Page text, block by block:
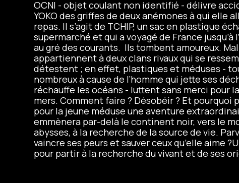
OCNI - objet coulant non identifié - délivre
YOKO des griffes de deux anémones à qui elle
repas. Il s’agit de TCHIP, un sac en plastique
supermarché et qui a voyagé de France jusqu’à
au gré des courants. Ils tombent amoureux.
appartiennent à deux clans rivaux qui se
détestent ; en effet, plastiques et méduses -
nombreux à cause de l’homme qui jette ses
réchauffe les océans - luttent sans merci pour
mers. Comment faire ? Désobéir ? Et pourquoi
pour la jeune méduse une aventure
emmènera par-delà le continent noir, vers le
abysses, à la recherche de la source de vie.
vaincre ses peurs et sauver ceux qu’elle aime
pour partir à la recherche du vivant et de ses